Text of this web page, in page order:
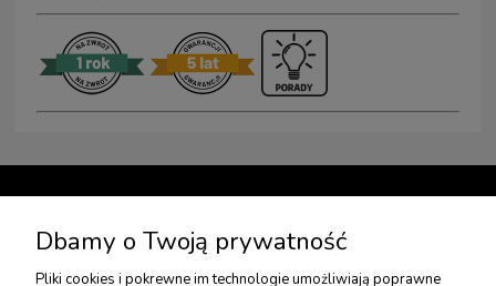
Dbamy o Twoją prywatność
Pliki cookies i pokrewne im technologie umożliwiają poprawne